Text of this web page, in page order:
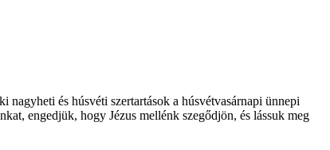
és húsvéti szertartások a húsvétvasárnapi ünnepi
engedjük, hogy Jézus mellénk szegődjön, és lássuk meg